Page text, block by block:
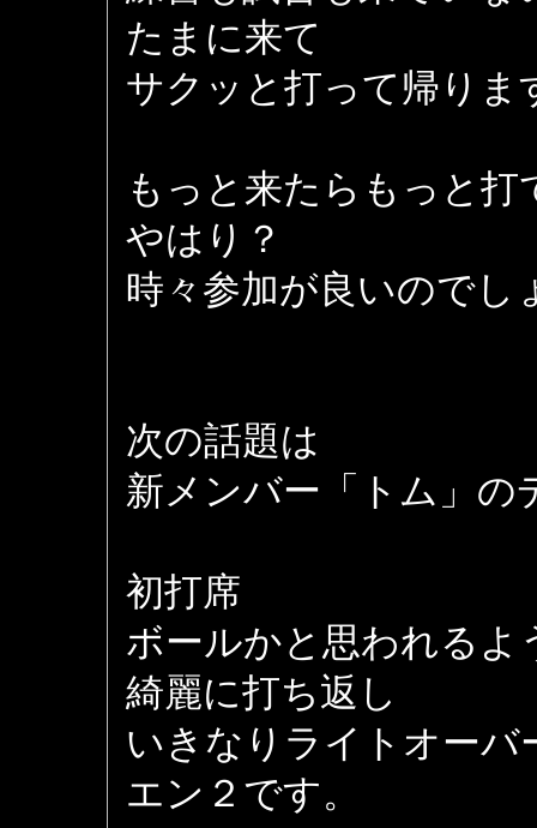
たまに来て
サクッと打って帰りま
もっと来たらもっと
やはり？
時々参加が良いのでし
次の話題は
新メンバー「トム」の
初打席
ボールかと思われるよ
綺麗に打ち返し
いきなりライトオーバ
エン２です。